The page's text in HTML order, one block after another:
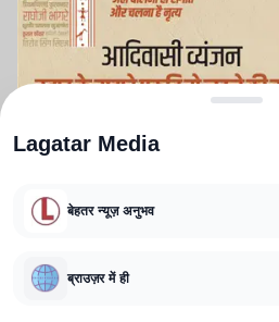
CORRECTIONS POLICY
Lagatar Media
बेहतर न्यूज़ अनुभव
ब्राउज़र में ही